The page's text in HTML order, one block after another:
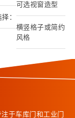
：
可选视窗造型
横竖格子或简约
风格
于车库门和工业门